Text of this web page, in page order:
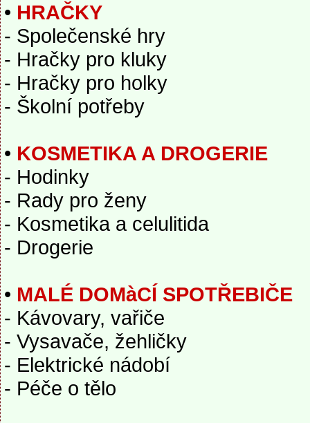
• HRAČKY
- Společenské hry
- Hračky pro kluky
- Hračky pro holky
- Školní potřeby
• KOSMETIKA A DROGERIE
- Hodinky
- Rady pro ženy
- Kosmetika a celulitida
- Drogerie
• MALÉ DOMàCÍ SPOTŘEBIČE
- Kávovary, vařiče
- Vysavače, žehličky
- Elektrické nádobí
- Péče o tělo